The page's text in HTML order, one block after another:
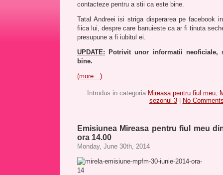
contacteze pentru a stii ca este bine.
Tatal Andreei isi striga disperarea pe facebook
fiica lui, despre care banuieste ca ar fi tinuta
presupune a fi iubitul ei.
UPDATE:
Potrivit unor informatii neoficiale,
bine.
(more…)
Introdus in categoria Mireasa pentru fiul meu,
sezonul 3| No
Emisiunea Mireasa pentru fiul meu
ora 14.00
Monday, June 30th, 2014